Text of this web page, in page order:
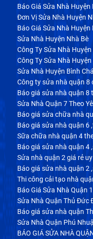
Báo Giá Sửa Nhà Huyện
Đơn Vị Sửa Nhà Huyện
Báo Giá Sửa Nhà Huyện
Sửa Nhà Huyện Nhà Bè
Công Ty Sửa Nhà Huyện
Công Ty Sửa Nhà
Sửa Nhà Huyện Bình
Công ty sửa nhà quận 8
Báo giá sửa nhà quận 8
Sửa Nhà Quận 7 Theo
Báo giá sửa chữa nhà
Báo giá sửa nhà quận 6
Sữa chữa nhà quận 4
Báo giá sửa nhà quận 4
Sửa nhà quận 2 giá rẻ
Báo giá sửa nhà quận 2
Thi công cải tạo nhà
Báo Giá Sửa Nhà Quận
Sửa Nhà Quận Thủ Đức
Báo giá sửa nhà quận
Sửa Nhà Quận Phú
BÁO GIÁ SỬA NHÀ